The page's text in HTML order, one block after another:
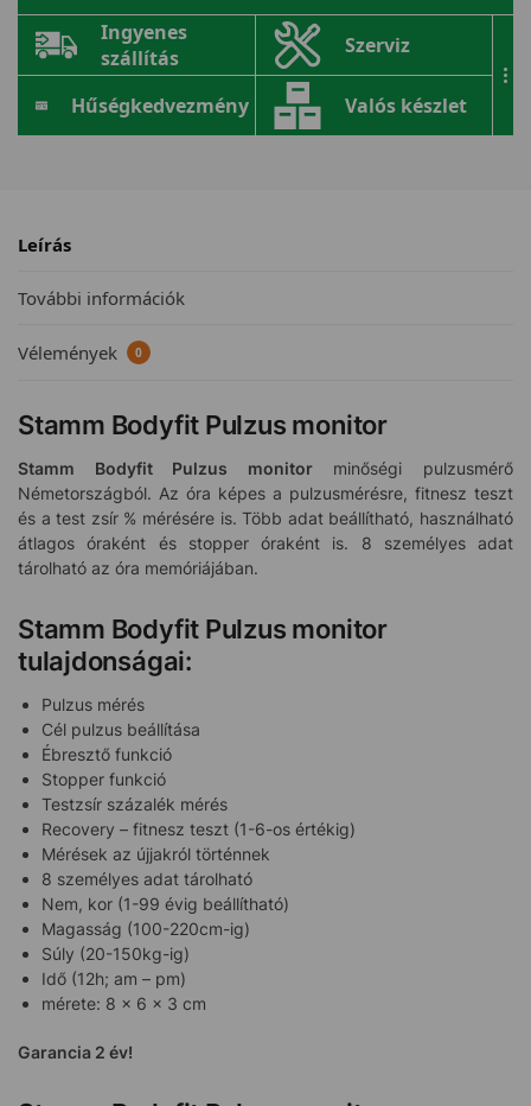
Ingyenes
szállítás
Szerviz
Hűségkedvezmény Valós készlet
...
Leírás
További információk
Vélemények 0
Stamm Bodyfit Pulzus monitor
Stamm Bodyfit Pulzus monitorminőségi pulzusmérő
Németországból. Az óra képes a pulzusmérésre, fitnesz teszt
és a test zsír % mérésére is. Több adat beállítható, használható
átlagos óraként és stopper óraként is. 8 személyes adat
tárolható az óra memóriájában.
Stamm Bodyfit Pulzus monitor
tulajdonságai:
Pulzus mérés
Cél pulzus beállítása
Ébresztő funkció
Stopper funkció
Testzsír százalék mérés
Recovery – fitnesz teszt (1-6-os értékig)
Mérések az újjakról történnek
8 személyes adat tárolható
Nem, kor (1-99 évig beállítható)
Magasság (100-220cm-ig)
Súly (20-150kg-ig)
Idő (12h; am – pm)
mérete: 8 x 6 x 3 cm
Garancia 2 év!